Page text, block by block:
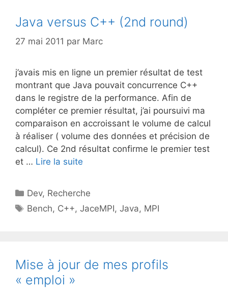
Java versus C++ (2nd round)
27 mai 2011 par Marc
j’avais mis en ligne un premier résultat de test
montrant que Java pouvait concurrence C++
dans le registre de la performance. Afin de
compléter ce premier résultat, j’ai poursuivi ma
comparaison en accroissant le volume de calcul
à réaliser ( volume des données et précision de
calcul). Ce 2nd résultat confirme le premier test
et … Lire la suite
Catégories
Dev, Recherche
Étiquettes
Bench, C++,JaceMPI,Java, MPI
Mise à jour de mes profils
« emploi »